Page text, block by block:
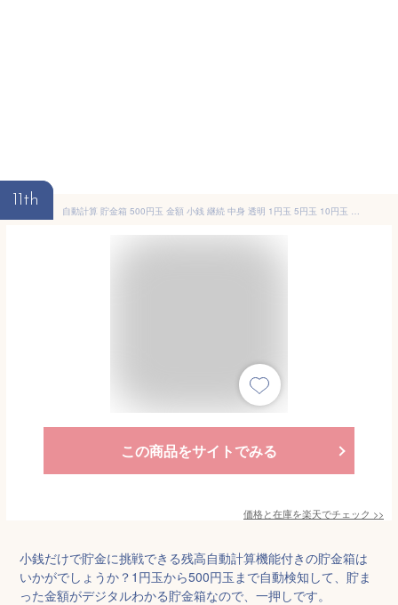
11th
自動計算 貯金箱 500円玉 金額 小銭 継続 中身 透明 1円玉 5円玉 10円玉 50円玉 100円玉 雑貨 プレゼント ギフト 贈り物 コンパクト 引っ越し 新居 家 お小遣い お年玉 貯金 百万円 お金 現金 節約 硬貨 お札 勉強 学習 インテリア 液晶表示 残高自動計算 全硬貨対応 1000枚
この商品をサイトでみる
価格と在庫を楽天でチェック >>
小銭だけで貯金に挑戦できる残高自動計算機能付きの貯金箱は
いかがでしょうか？1円玉から500円玉まで自動検知して、貯ま
った金額がデジタルわかる貯金箱なので、一押しです。